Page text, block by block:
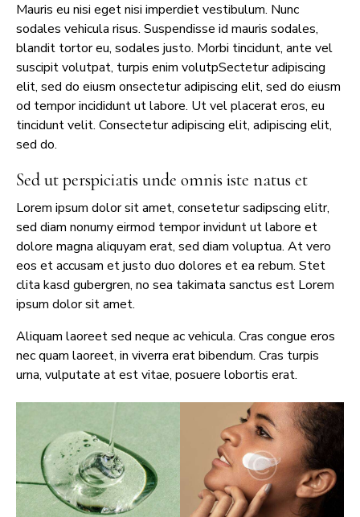
Mauris eu nisi eget nisi imperdiet vestibulum. Nunc
sodales vehicula risus. Suspendisse id mauris sodales,
blandit tortor eu, sodales justo. Morbi tincidunt, ante vel
suscipit volutpat, turpis enim volutpSectetur adipiscing
elit, sed do eiusm onsectetur adipiscing elit, sed do eiusm
od tempor incididunt ut labore. Ut vel placerat eros, eu
tincidunt velit. Consectetur adipiscing elit, adipiscing elit,
sed do.
Sed ut perspiciatis unde omnis iste natus et
Lorem ipsum dolor sit amet, consetetur sadipscing elitr,
sed diam nonumy eirmod tempor invidunt ut labore et
dolore magna aliquyam erat, sed diam voluptua. At vero
eos et accusam et justo duo dolores et ea rebum. Stet
clita kasd gubergren, no sea takimata sanctus est Lorem
ipsum dolor sit amet.
Aliquam laoreet sed neque ac vehicula. Cras congue eros
nec quam laoreet, in viverra erat bibendum. Cras turpis
urna, vulputate at est vitae, posuere lobortis erat.